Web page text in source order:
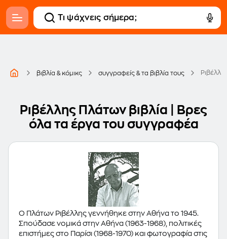
βιβλία & κόμικς συγγραφείς & τα βιβλία τους
Ριβέλλης Πλάτων βιβλία | Βρες
όλα τα έργα του συγγραφέα
Ο Πλάτων Ριβέλλης γεννήθηκε στην Αθήνα το 1945.
Σπούδασε νομικά στην Αθήνα (1963-1968), πολιτικές
επιστήμες στο Παρίσι (1968-1970) και φωτογραφία στις